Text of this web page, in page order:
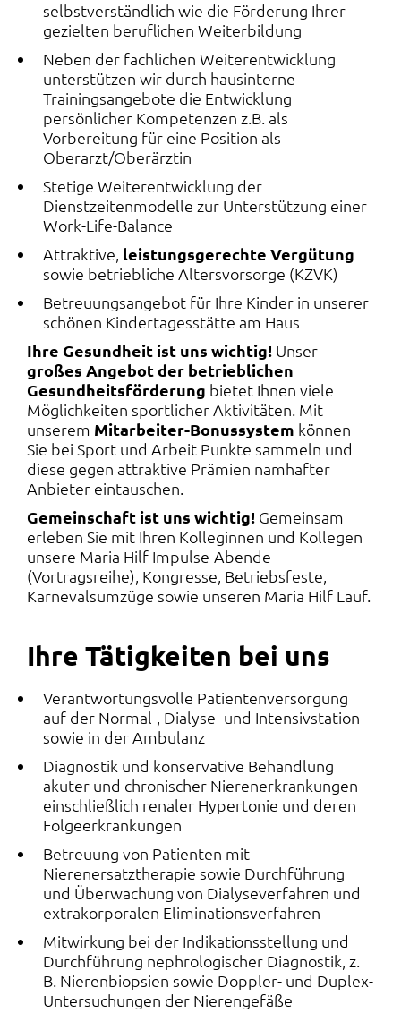
selbstverständlich wie die Förderung Ihrer
gezielten beruflichen Weiterbildung
Neben der fachlichen Weiterentwicklung
unterstützen wir durch hausinterne
Trainingsangebote die Entwicklung
persönlicher Kompetenzen z.B. als
Vorbereitung für eine Position als
Oberarzt/Oberärztin
Stetige Weiterentwicklung der
Dienstzeitenmodelle zur Unterstützung einer
Work-Life-Balance
Attraktive, leistungsgerechte Vergütung
sowie betriebliche Altersvorsorge (KZVK)
Betreuungsangebot für Ihre Kinder in unserer
schönen Kindertagesstätte am Haus
Ihre Gesundheit ist uns wichtig! Unser
großes Angebot der betrieblichen
Gesundheitsförderung bietet Ihnen viele
Möglichkeiten sportlicher Aktivitäten. Mit
unserem Mitarbeiter-Bonussystem können
Sie bei Sport und Arbeit Punkte sammeln und
diese gegen attraktive Prämien namhafter
Anbieter eintauschen.
Gemeinschaft ist uns wichtig! Gemeinsam
erleben Sie mit Ihren Kolleginnen und Kollegen
unsere Maria Hilf Impulse-Abende
(Vortragsreihe), Kongresse, Betriebsfeste,
Karnevalsumzüge sowie unseren Maria Hilf Lauf.
Ihre Tätigkeiten bei uns
Verantwortungsvolle Patientenversorgung
auf der Normal-, Dialyse- und Intensivstation
sowie in der Ambulanz
Diagnostik und konservative Behandlung
akuter und chronischer Nierenerkrankungen
einschließlich renaler Hypertonie und deren
Folgeerkrankungen
Betreuung von Patienten mit
Nierenersatztherapie sowie Durchführung
und Überwachung von Dialyseverfahren und
extrakorporalen Eliminationsverfahren
Mitwirkung bei der Indikationsstellung und
Durchführung nephrologischer Diagnostik, z.
B. Nierenbiopsien sowie Doppler- und Duplex-
Untersuchungen der Nierengefäße